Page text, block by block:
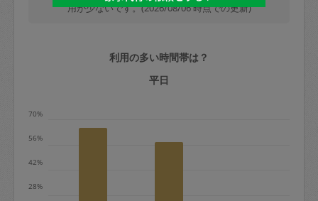
定期契約をキャンセルする場合、毎週定
期は月2回まで隔週定期は月1回までキャ
用が少ないです。(2026/08/06 時点での更新)
利用の多い時間帯は？
平日
28%
42%
56%
70%